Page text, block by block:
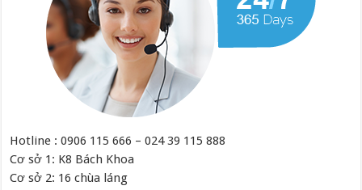
Hotline : 0906 115 666 – 024 39 115 888
Cơ sở 1: K8 Bách Khoa
Cơ sở 2: 16 chùa láng